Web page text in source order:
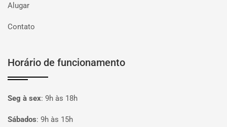
Alugar
Contato
Horário de funcionamento
Seg à sex: 9h às 18h
Sábados: 9h às 15h